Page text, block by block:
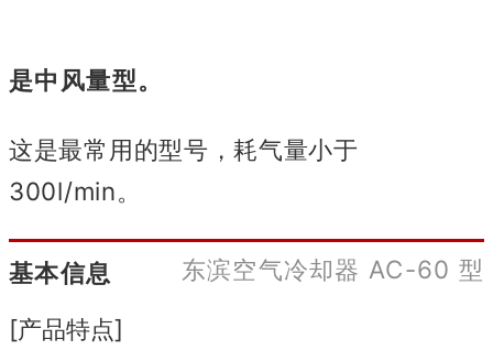
是中风量型。
这是最常用的型号，耗气量小于
300l/min。
基本信息
东滨空气冷却器 AC-60 型
[产品特点]